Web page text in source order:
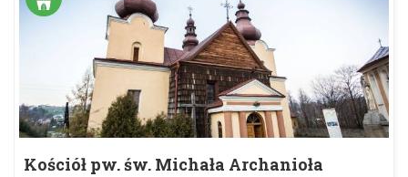
Kościół pw. św. Michała Archanioła